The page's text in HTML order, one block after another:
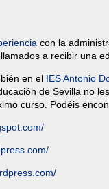
con la
a recibir una
en el IES Antonio
de Sevilla no
curso. Podéis